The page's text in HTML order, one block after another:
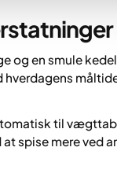
og en smule
til
spise mere ved